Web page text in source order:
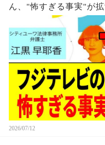
ん、"怖すぎる事実"が
2026/07/12